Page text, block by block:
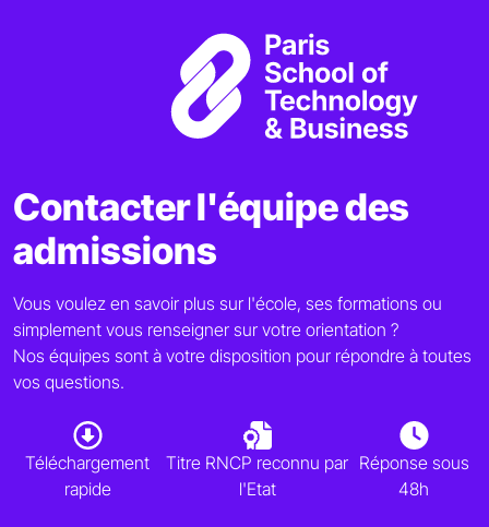
Contacter l'équipe des
admissions
Vous voulez en savoir plus sur l'école, ses formations ou
simplement vous renseigner sur votre orientation ?
Nos équipes sont à votre disposition pour répondre à toutes
vos questions.
Téléchargement
rapide
Titre RNCP reconnu par
l'Etat
Réponse sous
48h